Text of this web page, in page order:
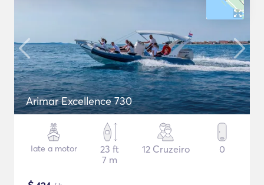
Arimar Excellence 730
Iate a motor
23 ft
7 m
12 Cruzeiro 0